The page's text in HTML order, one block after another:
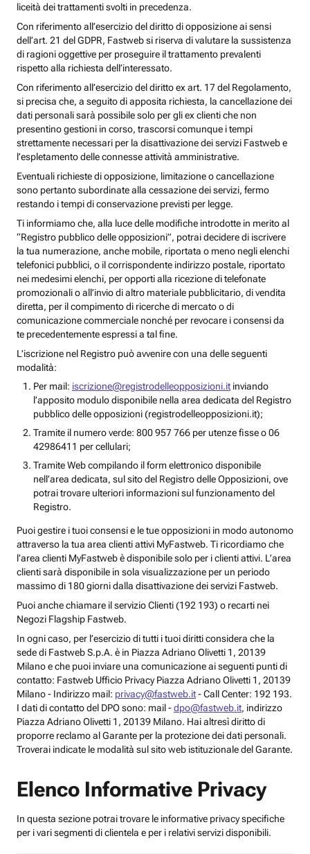
liceità dei trattamenti svolti in precedenza.
Con riferimento all’esercizio del diritto di opposizione ai sensi
dell’art. 21 del GDPR, Fastweb si riserva di valutare la sussistenza
di ragioni oggettive per proseguire il trattamento prevalenti
rispetto alla richiesta dell’interessato.
Con riferimento all’esercizio del diritto ex art. 17 del Regolamento,
si precisa che, a seguito di apposita richiesta, la cancellazione dei
dati personali sarà possibile solo per gli ex clienti che non
presentino gestioni in corso, trascorsi comunque i tempi
strettamente necessari per la disattivazione dei servizi Fastweb e
l’espletamento delle connesse attività amministrative.
Eventuali richieste di opposizione, limitazione o cancellazione
sono pertanto subordinate alla cessazione dei servizi, fermo
restando i tempi di conservazione previsti per legge.
Ti informiamo che, alla luce delle modifiche introdotte in merito al
“Registro pubblico delle opposizioni”, potrai decidere di iscrivere
la tua numerazione, anche mobile, riportata o meno negli elenchi
telefonici pubblici, o il corrispondente indirizzo postale, riportato
nei medesimi elenchi, per opporti alla ricezione di telefonate
promozionali o all’invio di altro materiale pubblicitario, di vendita
diretta, per il compimento di ricerche di mercato o di
comunicazione commerciale nonché per revocare i consensi da
te precedentemente espressi a tal fine.
L’iscrizione nel Registro può avvenire con una delle seguenti
modalità:
Per mail: iscrizione@registrodelleopposizioni.it inviando
l’apposito modulo disponibile nella area dedicata del Registro
pubblico delle opposizioni (registrodelleopposizioni.it);
Tramite il numero verde: 800 957 766 per utenze fisse o 06
42986411 per cellulari;
Tramite Web compilando il form elettronico disponibile
nell’area dedicata, sul sito del Registro delle Opposizioni, ove
potrai trovare ulteriori informazioni sul funzionamento del
Registro.
Puoi gestire i tuoi consensi e le tue opposizioni in modo autonomo
attraverso la tua area clienti attivi MyFastweb. Ti ricordiamo che
l’area clienti MyFastweb è disponibile solo per i clienti attivi. L’area
clienti sarà disponibile in sola visualizzazione per un periodo
massimo di 180 giorni dalla disattivazione dei servizi Fastweb.
Puoi anche chiamare il servizio Clienti (192 193) o recarti nei
Negozi Flagship Fastweb.
In ogni caso, per l’esercizio di tutti i tuoi diritti considera che la
sede di Fastweb S.p.A. è in Piazza Adriano Olivetti 1, 20139
Milano e che puoi inviare una comunicazione ai seguenti punti di
contatto: Fastweb Ufficio Privacy Piazza Adriano Olivetti 1, 20139
Milano - Indirizzo mail: privacy@fastweb.it- Call Center: 192 193.
I dati di contatto del DPO sono: mail -dpo@fastweb.it, indirizzo
Piazza Adriano Olivetti 1, 20139 Milano. Hai altresì diritto di
proporre reclamo al Garante per la protezione dei dati personali.
Troverai indicate le modalità sul sito web istituzionale del Garante.
Elenco Informative Privacy
In questa sezione potrai trovare le informative privacy specifiche
per i vari segmenti di clientela e per i relativi servizi disponibili.